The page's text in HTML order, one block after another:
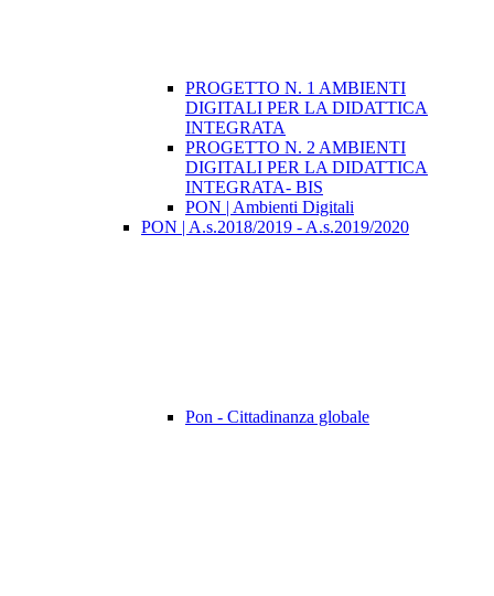
PROGETTO N. 1 AMBIENTI
DIGITALI PER LA DIDATTICA
INTEGRATA
PROGETTO N. 2 AMBIENTI
DIGITALI PER LA DIDATTICA
INTEGRATA- BIS
PON | Ambienti Digitali
PON | A.s.2018/2019 - A.s.2019/2020
Pon - Cittadinanza globale